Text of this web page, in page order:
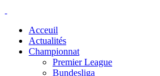
Acceuil
Actualités
Championnat
Premier League
Bundesliga